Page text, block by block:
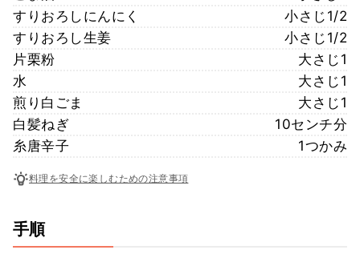
すりおろしにんにく
小さじ1/2
すりおろし生姜
小さじ1/2
片栗粉
大さじ1
水
大さじ1
煎り白ごま
大さじ1
白髪ねぎ
10センチ分
糸唐辛子
1つかみ
料理を安全に楽しむための注意事項
手順